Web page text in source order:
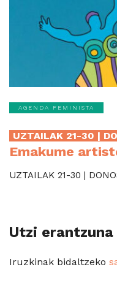
AGENDA FEMINISTA
UZTAILAK 21-30 |
Emakume
UZTAILAK 21-30 |
Utzi erantzuna
Iruzkinak bidaltzeko